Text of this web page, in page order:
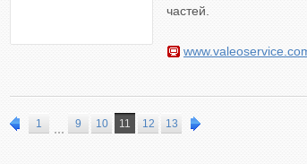
частей.
1 9 10 11 12 13